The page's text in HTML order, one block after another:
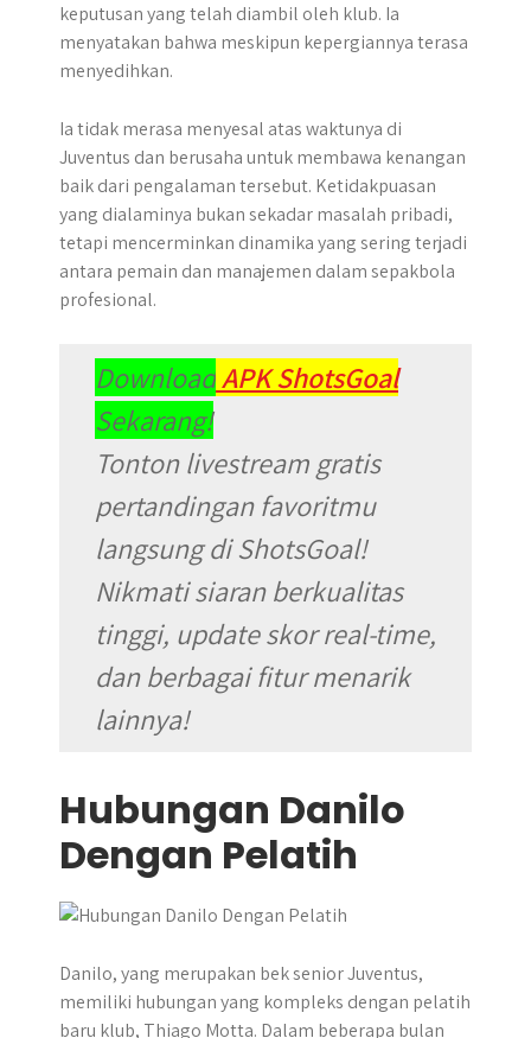
keputusan yang telah diambil oleh klub. Ia
menyatakan bahwa meskipun kepergiannya terasa
menyedihkan.
Ia tidak merasa menyesal atas waktunya di
Juventus dan berusaha untuk membawa kenangan
baik dari pengalaman tersebut. Ketidakpuasan
yang dialaminya bukan sekadar masalah pribadi,
tetapi mencerminkan dinamika yang sering terjadi
antara pemain dan manajemen dalam sepakbola
profesional.
DownloadAPK ShotsGoal
Sekarang!
Tonton livestream gratis
pertandingan favoritmu
langsung di ShotsGoal!
Nikmati siaran berkualitas
tinggi, update skor real-time,
dan berbagai fitur menarik
lainnya!
Hubungan Danilo
Dengan Pelatih
Danilo, yang merupakan bek senior Juventus,
memiliki hubungan yang kompleks dengan pelatih
baru klub, Thiago Motta. Dalam beberapa bulan